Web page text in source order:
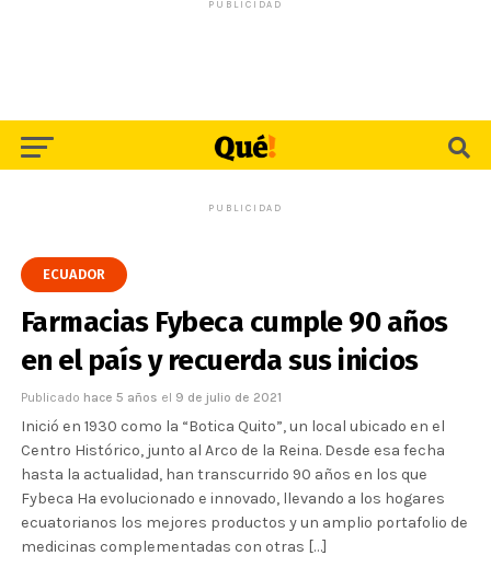
PUBLICIDAD
PUBLICIDAD
ECUADOR
Farmacias Fybeca cumple 90 años
en el país y recuerda sus inicios
Publicado hace 5 años el 9 de julio de 2021
Inició en 1930 como la “Botica Quito”, un local ubicado en el
Centro Histórico, junto al Arco de la Reina. Desde esa fecha
hasta la actualidad, han transcurrido 90 años en los que
Fybeca Ha evolucionado e innovado, llevando a los hogares
ecuatorianos los mejores productos y un amplio portafolio de
medicinas complementadas con otras […]